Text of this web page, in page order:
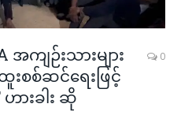
အကျဉ်းသားများ
စစ်ဆင်ရေးဖြင့်
းခါး ဆို
0